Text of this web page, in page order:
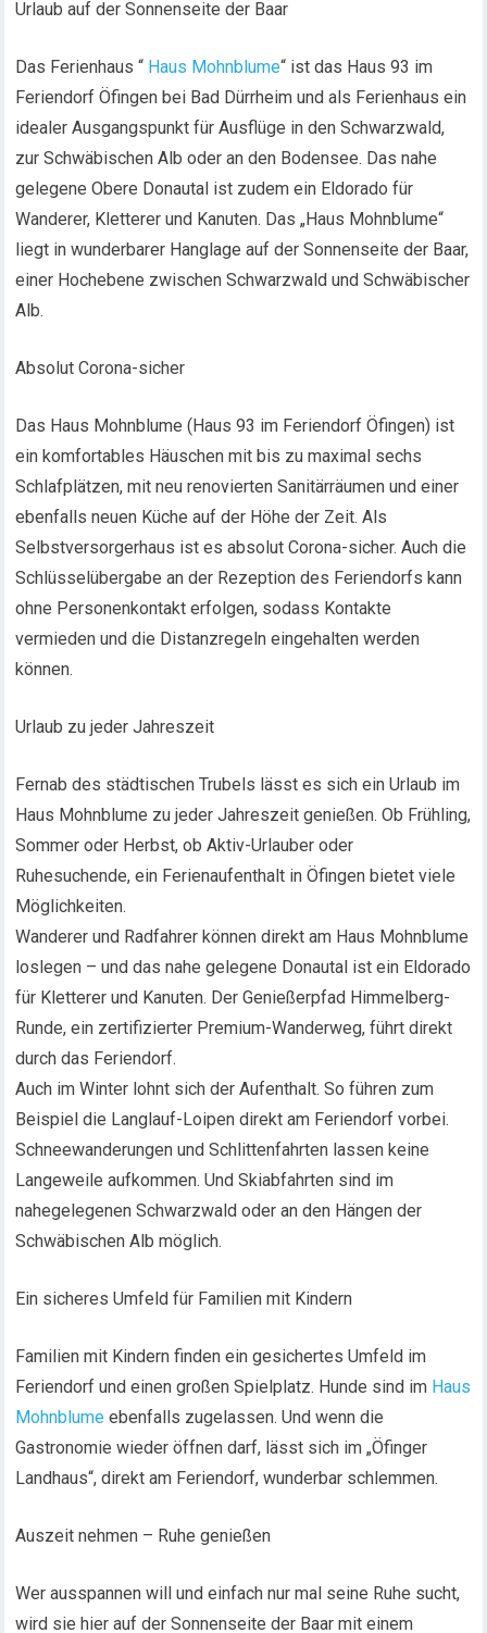
Urlaub auf der Sonnenseite der Baar
Das Ferienhaus “ Haus Mohnblume“ ist das Haus 93 im
Feriendorf Öfingen bei Bad Dürrheim und als Ferienhaus ein
idealer Ausgangspunkt für Ausflüge in den Schwarzwald,
zur Schwäbischen Alb oder an den Bodensee. Das nahe
gelegene Obere Donautal ist zudem ein Eldorado für
Wanderer, Kletterer und Kanuten. Das „Haus Mohnblume“
liegt in wunderbarer Hanglage auf der Sonnenseite der Baar,
einer Hochebene zwischen Schwarzwald und Schwäbischer
Alb.
Absolut Corona-sicher
Das Haus Mohnblume (Haus 93 im Feriendorf Öfingen) ist
ein komfortables Häuschen mit bis zu maximal sechs
Schlafplätzen, mit neu renovierten Sanitärräumen und einer
ebenfalls neuen Küche auf der Höhe der Zeit. Als
Selbstversorgerhaus ist es absolut Corona-sicher. Auch die
Schlüsselübergabe an der Rezeption des Feriendorfs kann
ohne Personenkontakt erfolgen, sodass Kontakte
vermieden und die Distanzregeln eingehalten werden
können.
Urlaub zu jeder Jahreszeit
Fernab des städtischen Trubels lässt es sich ein Urlaub im
Haus Mohnblume zu jeder Jahreszeit genießen. Ob Frühling,
Sommer oder Herbst, ob Aktiv-Urlauber oder
Ruhesuchende, ein Ferienaufenthalt in Öfingen bietet viele
Möglichkeiten.
Wanderer und Radfahrer können direkt am Haus Mohnblume
loslegen – und das nahe gelegene Donautal ist ein Eldorado
für Kletterer und Kanuten. Der Genießerpfad Himmelberg-
Runde, ein zertifizierter Premium-Wanderweg, führt direkt
durch das Feriendorf.
Auch im Winter lohnt sich der Aufenthalt. So führen zum
Beispiel die Langlauf-Loipen direkt am Feriendorf vorbei.
Schneewanderungen und Schlittenfahrten lassen keine
Langeweile aufkommen. Und Skiabfahrten sind im
nahegelegenen Schwarzwald oder an den Hängen der
Schwäbischen Alb möglich.
Ein sicheres Umfeld für Familien mit Kindern
Familien mit Kindern finden ein gesichertes Umfeld im
Feriendorf und einen großen Spielplatz. Hunde sind im Haus
Mohnblume ebenfalls zugelassen. Und wenn die
Gastronomie wieder öffnen darf, lässt sich im „Öfinger
Landhaus“, direkt am Feriendorf, wunderbar schlemmen.
Auszeit nehmen – Ruhe genießen
Wer ausspannen will und einfach nur mal seine Ruhe sucht,
wird sie hier auf der Sonnenseite der Baar mit einem